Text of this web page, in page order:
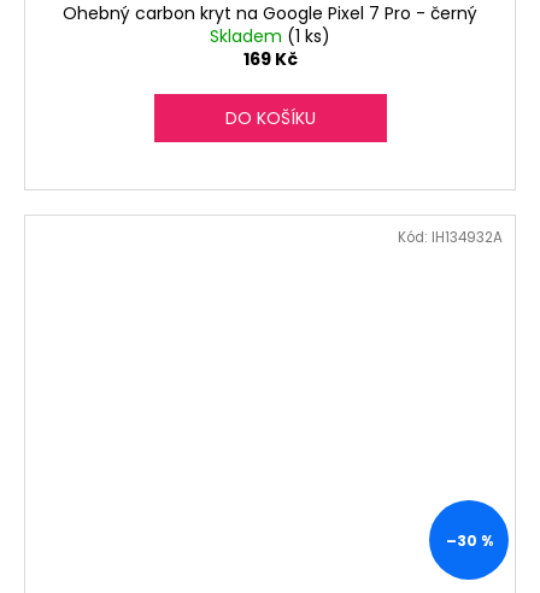
Ohebný carbon kryt na Google Pixel 7 Pro - černý
Skladem (1 ks)
169 Kč
DO KOŠÍKU
–30 %
Kód: IH134932A